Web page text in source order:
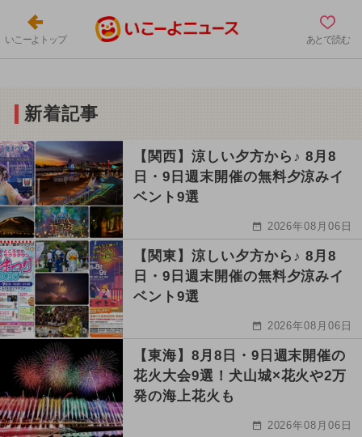
いこーよトップ あとで読む
新着記事
【関西】涼しい夕方から♪ 8月8
日・9日週末開催の無料夕涼みイ
ベント9選
2026年08月06日
【関東】涼しい夕方から♪ 8月8
日・9日週末開催の無料夕涼みイ
ベント9選
2026年08月06日
【東海】8月8日・9日週末開催の
花火大会9選！犬山城×花火や2万
発の海上花火も
2026年08月06日